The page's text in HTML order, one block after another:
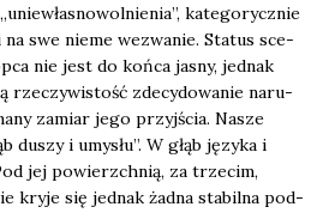
kate­go­rycz­nie
swe nie­me wezwa­nie. Sta­tus sce­
nie jest do koń­ca jasny, jed­nak
rze­czy­wi­stość zde­cy­do­wa­nie naru­
zamiar jego przyj­ścia. Nasze
duszy i umy­słu”. W głąb języ­ka i
jej powierzch­nią, za trze­cim,
kry­je się jed­nak żad­na sta­bil­na pod­